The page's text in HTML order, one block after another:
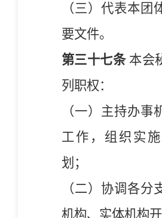
（ 三 ） 代表本团
要文件。
第三十七条本会
列职权：
（一）主持办事
工作，组织实
划；
（二）协调各分
机构、实体机构开